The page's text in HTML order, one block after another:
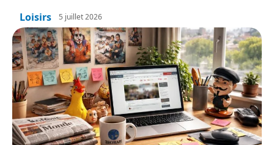
Loisirs 5 juillet 2026